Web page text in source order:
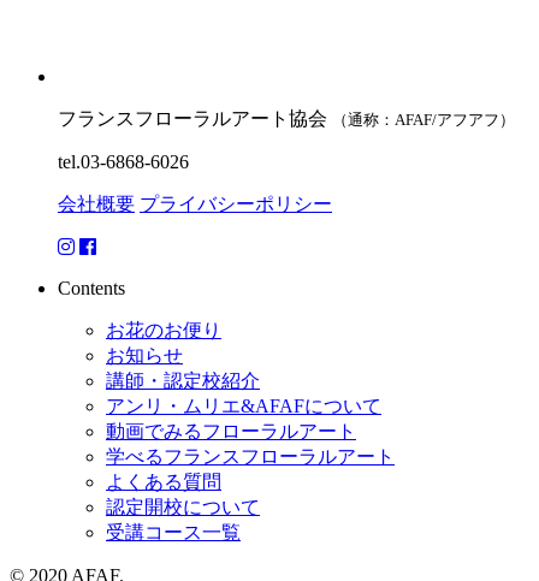
フランスフローラルアート協会 （通称：AFAF/アフアフ）
tel.03-6868-6026
会社概要 プライバシーポリシー
Contents
お花のお便り
お知らせ
講師・認定校紹介
アンリ・ムリエ&AFAFについて
動画でみるフローラルアート
学べるフランスフローラルアート
よくある質問
認定開校について
受講コース一覧
© 2020 AFAF.